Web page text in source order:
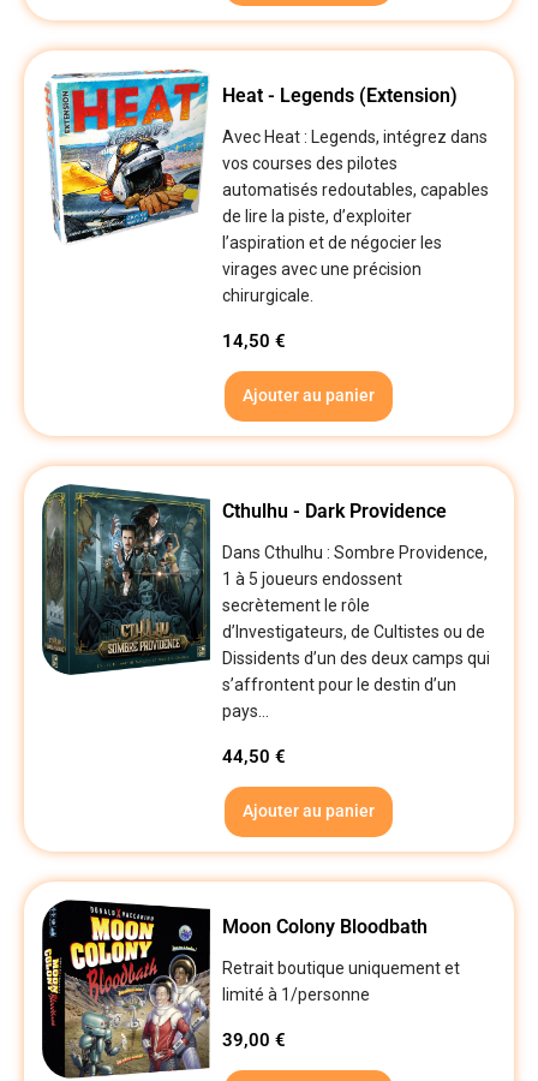
Heat - Legends (Extension)
Avec Heat : Legends, intégrez dans
vos courses des pilotes
automatisés redoutables, capables
de lire la piste, d’exploiter
l’aspiration et de négocier les
virages avec une précision
chirurgicale.
14,50€
Ajouter au panier
Cthulhu - Dark Providence
Dans Cthulhu : Sombre Providence,
1 à 5 joueurs endossent
secrètement le rôle
d’Investigateurs, de Cultistes ou de
Dissidents d’un des deux camps qui
s’affrontent pour le destin d’un
pays...
44,50€
Ajouter au panier
Moon Colony Bloodbath
Retrait boutique uniquement et
limité à 1/personne
39,00€